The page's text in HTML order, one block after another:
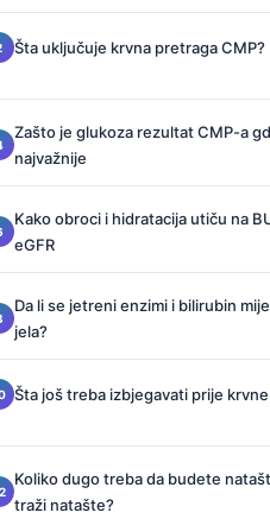
Šta uključuje krvna pretraga CMP?
Zašto je glukoza rezultat CMP-a
najvažnije
Kako obroci i hidratacija utiču na
eGFR
Da li se jetreni enzimi i bilirubin
jela?
Šta još treba izbjegavati prije
Koliko dugo treba da budete
traži natašte?